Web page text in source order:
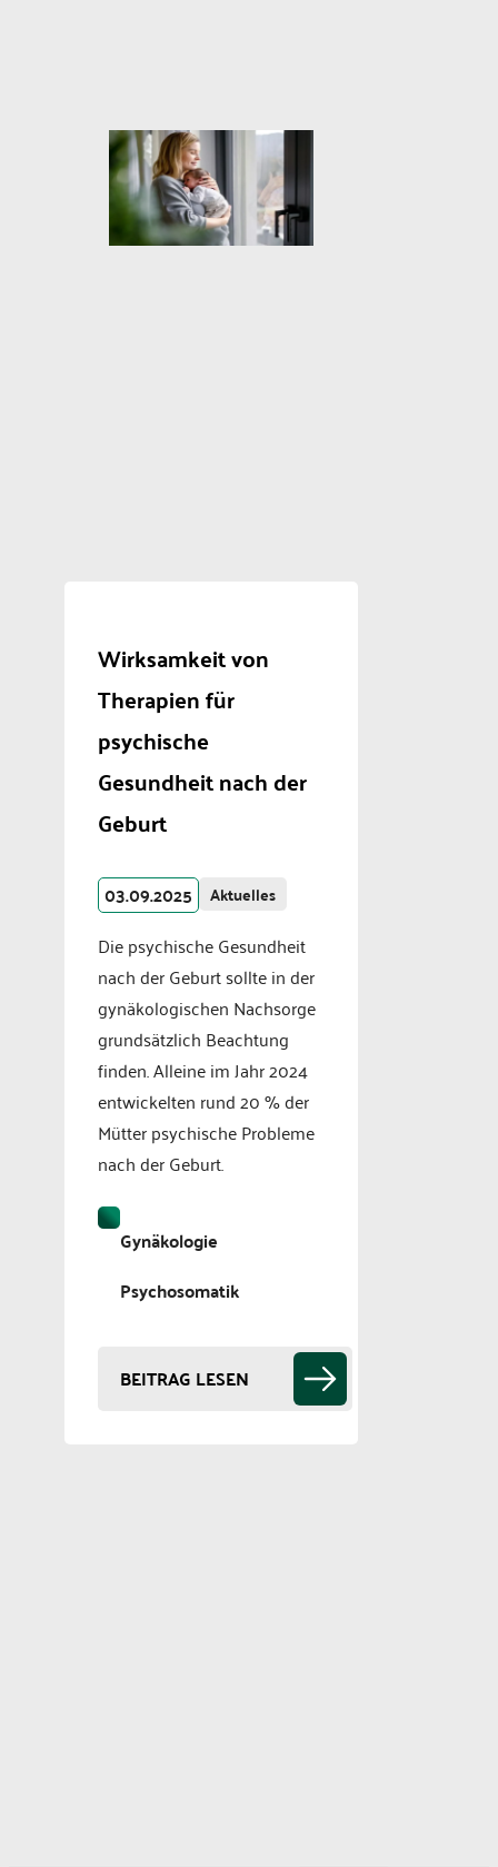
Wirksamkeit von
Therapien für
psychische
Gesundheit nach der
Geburt
03.09.2025 Aktuelles
Die psychische Gesundheit
nach der Geburt sollte in der
gynäkologischen Nachsorge
grundsätzlich Beachtung
finden. Alleine im Jahr 2024
entwickelten rund 20 % der
Mütter psychische Probleme
nach der Geburt.
Gynäkologie
Psychosomatik
BEITRAG LESEN